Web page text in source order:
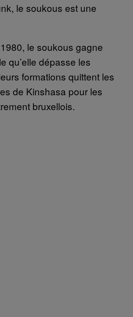
le soukous est une
le soukous gagne
qu’elle dépasse les
formations quittent les
de Kinshasa pour les
bruxellois.